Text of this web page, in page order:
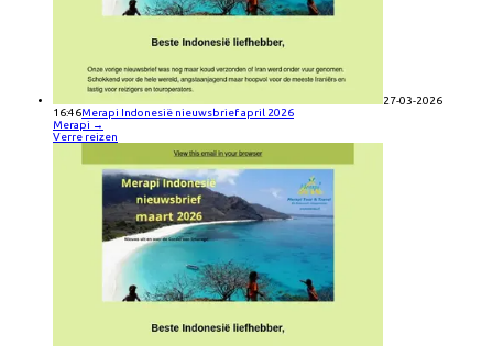
27-03-2026
16:46Merapi Indonesië nieuwsbrief april 2026
Merapi →
Verre reizen